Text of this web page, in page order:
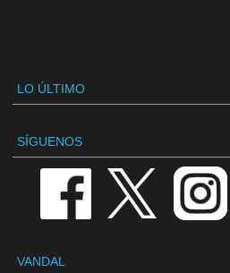
LO ÚLTIMO
SÍGUENOS
VANDAL